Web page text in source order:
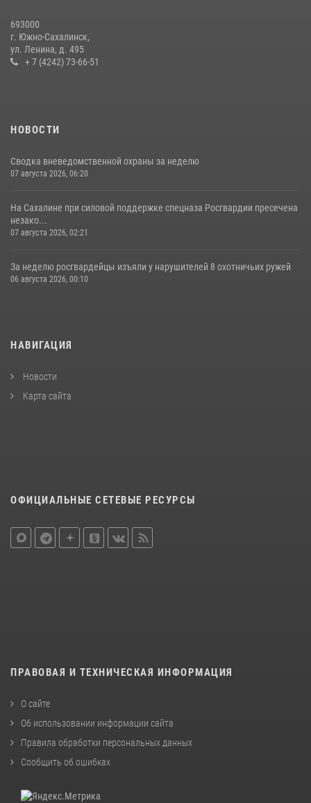
693000
г. Южно-Сахалинск,
ул. Ленина, д. 495
+ 7 (4242) 73-66-51
НОВОСТИ
Сводка вневедомственной охраны за неделю
07 августа 2026, 06:20
На Сахалине при силовой поддержке спецназа Росгвардии пресечена
незако...
07 августа 2026, 02:21
За неделю росгвардейцы изъяли у нарушителей 8 охотничьих ружей
06 августа 2026, 00:10
НАВИГАЦИЯ
Новости
Карта сайта
ОФИЦИАЛЬНЫЕ СЕТЕВЫЕ РЕСУРСЫ
ПРАВОВАЯ И ТЕХНИЧЕСКАЯ ИНФОРМАЦИЯ
О сайте
Об использовании информации сайта
Правила обработки персональных данных
Сообщить об ошибках